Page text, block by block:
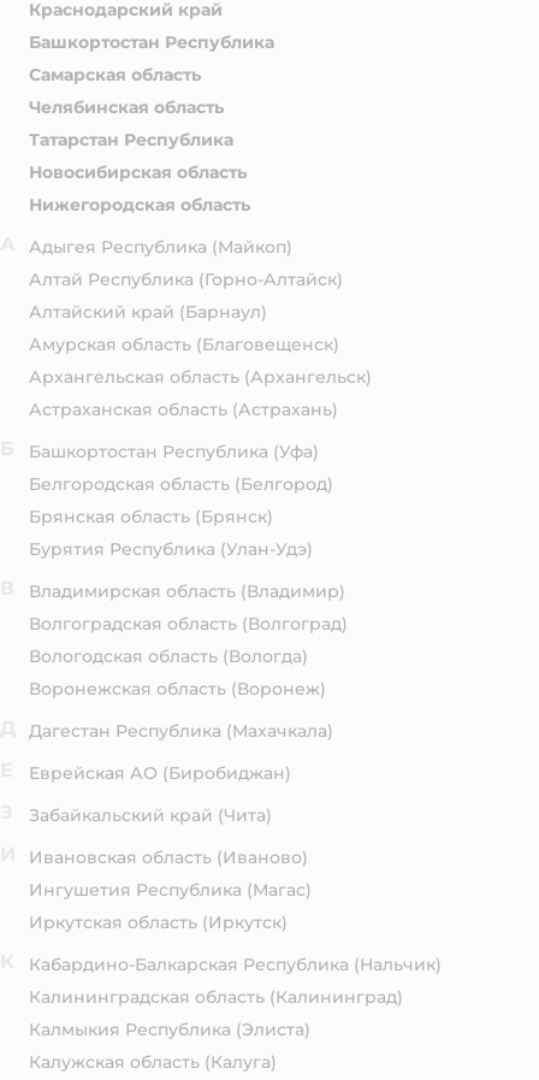
Краснодарский край
Башкортостан Республика
Самарская область
Челябинская область
Татарстан Республика
Новосибирская область
Нижегородская область
Адыгея Республика (Майкоп)
Алтай Республика (Горно-Алтайск)
Алтайский край (Барнаул)
Амурская область (Благовещенск)
Архангельская область (Архангельск)
Астраханская область (Астрахань)
Башкортостан Республика (Уфа)
Белгородская область (Белгород)
Брянская область (Брянск)
Бурятия Республика (Улан-Удэ)
Владимирская область (Владимир)
Волгоградская область (Волгоград)
Вологодская область (Вологда)
Воронежская область (Воронеж)
Дагестан Республика (Махачкала)
Еврейская АО (Биробиджан)
Забайкальский край (Чита)
Ивановская область (Иваново)
Ингушетия Республика (Магас)
Иркутская область (Иркутск)
Кабардино-Балкарская Республика (Нальчик)
Калининградская область (Калининград)
Калмыкия Республика (Элиста)
Калужская область (Калуга)